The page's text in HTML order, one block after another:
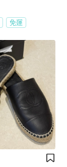
免運